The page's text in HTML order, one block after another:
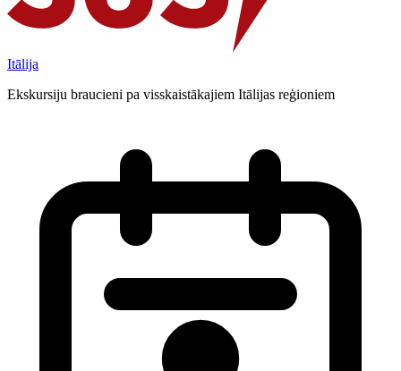
Itālija
Ekskursiju braucieni pa visskaistākajiem Itālijas reģioniem